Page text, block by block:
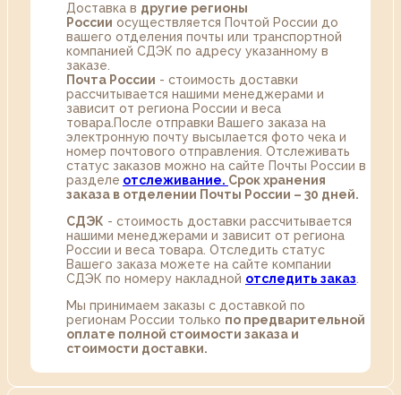
Доставка в другие регионы
России осуществляется Почтой России до
вашего отделения почты или транспортной
компанией СДЭК по адресу указанному в
заказе.
Почта России - стоимость доставки
рассчитывается нашими менеджерами и
зависит от региона России и веса
товара.После отправки Вашего заказа на
электронную почту высылается фото чека и
номер почтового отправления. Отслеживать
статус заказов можно на сайте Почты России в
разделе oтслеживание. Срок хранения
заказа в отделении Почты России – 30 дней.
СДЭК - стоимость доставки рассчитывается
нашими менеджерами и зависит от региона
России и веса товара. Отследить статус
Вашего заказа можете на сайте компании
СДЭК по номеру накладной отследить заказ
Мы принимаем заказы с доставкой по
регионам России только по предварительной
оплате полной стоимости заказа и
стоимости доставки.